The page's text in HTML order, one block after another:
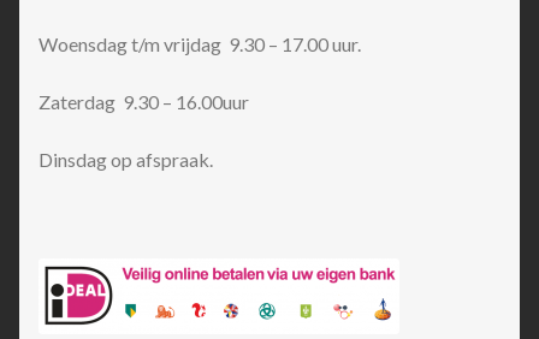
Woensdag t/m vrijdag 9.30 – 17.00 uur.
Zaterdag 9.30 – 16.00uur
Dinsdag op afspraak.